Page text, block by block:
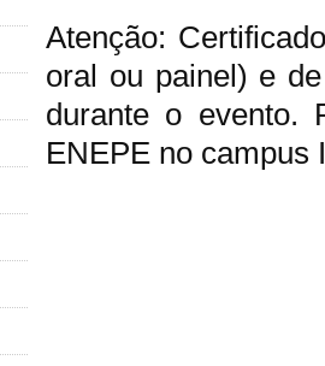
Atenção:
oral ou painel) e
durante o evento.
ENEPE no campus